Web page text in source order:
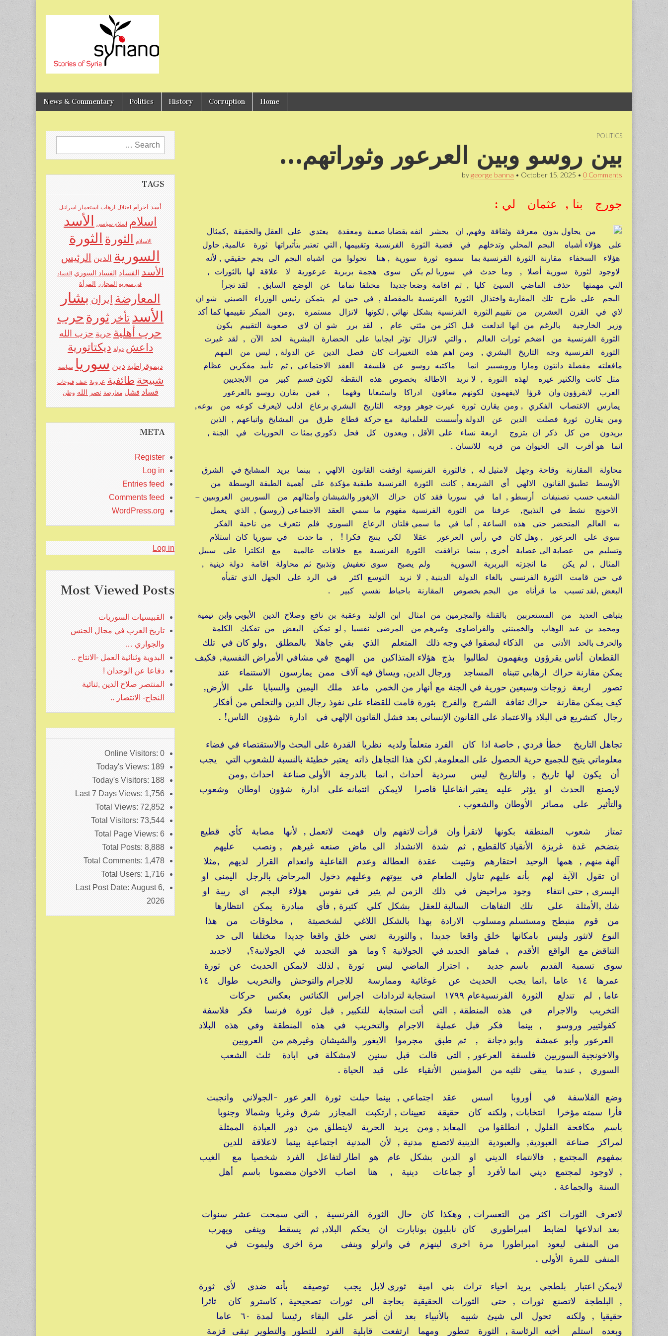
syriano
menu
Home
Corruption
History
Politics
News & Commentary
POLITICS
بين روسو وبين العرعور وثوراتهم…
bygeorge banna • October 15, 2025 • 0 Comments
جورج بنا , عثمان لي :
من يحاول بدون معرفة وثقافة وفهم, ان يحشر انفه بقضايا صعبة ومعقدة يعتدي على العقل والحقيقة ,كمثال
على هؤلاء أشباه البجم المحلي وتدخلهم في قضية الثورة الفرنسية وتقييمها , التي تعتبر بتأثيراتها ثورة عالمية, حاول
هؤلاء السخفاء مقارنة الثورة الفرنسية بما سموه ثورة سورية , هنا تحولوا من اشباه البجم الى بجم حقيقي , لأنه
لاوجود لثورة سورية أصلا , وما حدث في سوريا لم يكن سوى هجمة بربرية عرعورية لا علاقة لها بالثورات ,
التي مهمتها حذف الماضي السيئ كليا , ثم اقامة وضعا جديدا مختلفا تماما عن الوضع السابق , لقد تجرأ
البجم على طرح تلك المقاربة واختذال الثورة الفرنسية بالمقصلة , في حين لم يتمكن رئيس الوزراء الصيني شو ان
لاي في القرن العشرين من تقييم الثورة الفرنسية بشكل نهائي , لكونها لاتزال مستمرة ,ومن المبكر تقييمها كما أكد
وزير الخارجية بالرغم من انها اندلعت قبل اكثر من مئتي عام , لقد برر شو ان لاي صعوبة التقييم بكون
الثورة الفرنسية من اضخم ثورات العالم , والتي لاتزال تؤثر ايجابيا على الحضارة البشرية لحد الآن , لقد غيرت
الثورة الفرنسية وجه التاريخ البشري , ومن اهم هذه التغييرات كان فصل الدين عن الدولة , ليس من المهم
مافعلته مقصلة دانتون ومارا وروبسبير انما ماكتبه روسو عن فلسفة العقد الاجتماعي , ثم تأييد مفكرين عظام
مثل كانت والكثير غيره لهذه الثورة , لا نريد الاطالة بخصوص هذه النقطة لكون قسم كبير من الابجديين
العرب لايقرؤون وان قرؤا لايفهمون لكونهم معاقون ادراكا واستيعابا وفهما , فمن يقارن روسو بالعرعور
يمارس الاغتصاب الفكري , ومن يقارن ثورة غيرت جوهر ووجه التاريخ البشري برعاع ادلب لايعرف كوعه من بوعه,
ومن يقارن ثورة فصلت الدين عن الدولة وأسست للعلمانية مع حركة قطاع طرق من المشايخ واتباعهم , الذين
يريدون من كل ذكر ان يتزوج اربعة نساء على الأقل , ويعدون كل فحل ذكوري بمئا ت الحوريات في الجنة ,
انما هو أقرب الى الحيوان من قربه للانسان .
محاولة المقارنة وقاحة وجهل لامثيل له , فالثورة الفرنسية اوقفت القانون الالهي , بينما يريد المشايخ في الشرق
الأوسط تطبيق القانون الالهي أي الشريعة , كانت الثورة الفرنسية طبقية مؤكدة على أهمية الطبقة الوسطة من
الشعب حسب تصنيفات أرسطو , اما في سوريا فقد كان حراك الايغور والشيشان وأمثالهم من السوريين العروبيين –
الاخونج نشط في التذبيح, عرفنا من الثورة الفرنسية مفهوم ما سمي العقد الاجتماعي (روسو) , الذي يعمل
به العالم المتحضر حتى هذه الساعة , أما في ما سمي فلتان الرعاع السوري فلم نتعرف من ناحية الفكر
سوى على العرعور , وهل كان في رأس العرعور عقلا لكي ينتج فكرا ! , ما حدث في سوريا كان استلام
وتسليم من عصابة الى عصابة أخرى , بينما ترافقت الثورة الفرنسية مع خلافات عالمية مع انكلترا على سبيل
المثال , لم يكن ما انجزته البربرية السورية ولم يصبح سوى تعفيش وتذبيح ثم محاولة اقامة دولة دينية ,
في حين قامت الثورة الفرنسي بالغاء الدولة الدينية , لا نريد التوسع اكثر في الرد على الجهل الذي تقيأه
البعض ,لقد تسبب ما قرأناه من البجم بخصوص المقارنة باحباط نفسي كبير .
يتباهى العديد من المستعربين بالقتلة والمجرمين من امثال ابن الوليد وعقبة بن نافع وصلاح الدين الأيوبي وابن تيمية
ومحمد بن عبد الوهاب والخمينني والقراضاوي وغيرهم من المرضى نفسيا , لو تمكن البعض من تفكيك الكلمة
والحرف بالحد الأدنى من
الذكاء لبصقوا في وجه ذلك المتعلم الذي بقي جاهلا بالمطلق ,ولو كان في تلك
القطعان أناس يقرؤون ويفهمون لطالبوا بذج هؤلاء المتذاكين من الهمج في مشافي الأمراض النفسية, فكيف
يمكن مقارنة حراك ارهابي تتبناه المساجد ورجال الدين, ويساق فيه آلاف ممن يمارسون الاستنماء عند
تصور اربعة زوجات وسبعين حورية في الجنة مع أنهار من الخمر, ماعد ملك اليمين والسبايا على الأرض,
كيف يمكن مقارنة حراك ثقافة الشرج والفرج بثورة قامت للقضاء على نفوذ رجال الدين والتخلص من أفكار
رجال كتشريع في البلاد والاعتماد على القانون الإنساني بعد فشل القانون الإلهي في ادارة شؤون الناس! .
تجاهل التاريخ خطأ فردي , خاصة اذا كان الفرد متعلماً ولديه نظريا القدرة على البحث والاستقتصاء في فضاء
معلوماتي يتيح للجميع حرية الحصول على المعلومة, لكن هذا التجاهل ذاته يعتبر خطيئة بالنسبة للشعوب التي يجب
أن يكون لها تاريخ , والتاريخ ليس سردية أحداث , انما بالدرجة الأولى صناعة احداث ,ومن
لايصنع الحدث او يؤثر عليه يعتبر انفاعليا قاصرا لايمكن ائتمانه على ادارة شؤون اوطان وشعوب
والتأثير على مصائر الأوطان والشعوب .
تمتاز شعوب المنطقة بكونها لاتقرأ وان قرأت لاتفهم وان فهمت لاتعمل , لأنها مصابة كأي قطيع
بتضخم غدة غريزة الأنقياد كالقطيع , ثم شدة الانشداد الى ماض صنعه غيرهم , ونصب عليهم
آلهة منهم , همها الوحيد احتقارهم وتثبيت عقدة العطالة وعدم الفاعلية وانعدام القرار لديهم ,مثلا
ان تقول الآية لهم بأنه عليهم تناول الطعام في بيوتهم وعليهم دخول المرحاض بالرجل اليمنى او
اليسرى , حتى انتفاء وجود مراحيض في ذلك الزمن لم يثير في نفوس هؤلاء البجم اي ريبة او
شك ,الأمثلة على تلك التفاهات السالبة للعقل بشكل كلي كثيرة , فأي مبادرة يمكن انتظارها
من قوم منبطح ومستسلم ومسلوب الارادة بهذا بالشكل اللاغي لشخصيتة , مخلوقات من هذا
النوع لاتثور وليس بامكانها خلق واقعا جديدا , والثورية تعني خلق واقعا جديدا مختلفا الى حد
التناقض مع الواقع الأقدم , فماهو الجديد في الجولانية ؟ وما هو التجديد في الجولانية؟, لاجديد
سوى تسمية القديم باسم جديد , اجترار الماضي ليس ثورة , لذلك لايمكن الحديث عن ثورة
عاما , لم تندلع الثورة الفرنسيةعام ١٧٩٩ استجابة لتردادات اجراس الكنائس بعكس حركات
التخريب والاجرام في هذه المنطقة , التي أتت استجابة للتكبير , قبل ثورة فرنسا فكر فلاسفة
كفولتيير وروسو , بينما فكر قبل عملية الاجرام والتخريب في هذه المنطقة وفي هذه البلاد
العرعور وأبو عمشة وابو دجانة , ثم طبق مجرموا الايغور والشيشان وغيرهم من العروبين
والاخونجية السوريين فلسفة العرعور , التي قالت قبل سنين لامشكلة في ابادة ثلث الشعب
السوري , عندما يبقى ثلثيه من المؤمنين الأتقياء على قيد الحياة .
وضع الفلاسفة في أوروبا اسس عقد اجتماعي , بينما حبلت ثورة العر عور -الجولاني وانجبت
فأرا سمته مؤخرا انتخابات , ولكنه كان حقيقة تعيينات , ارتكبت المجازر شرق وغربا وشمالا وجنوبا
باسم مكافحة الفلول , انطلقوا من المعابد , ومن يريد الحرية لاينطلق من دور العبادة الممثلة
لمراكز صناعة العبودية, والعبودية الدينية لاتصنع مدنية , لأن المدنية اجتماعية بينما لاعلاقة للدين
بمفهوم المجتمع , فالانتماء الديني او الدين بشكل عام هو اطار لتفاعل الفرد شخصيا مع الغيب
, لاوجود لمجتمع ديني انما لأفرد أو جماعات دينية , هنا اصاب الاخوان مضمونا باسم أهل
السنة والجماعة .
لاتعرف الثورات اكثر من التعسرات , وهكذا كان حال الثورة الفرنسية , التي سمحت عشر سنوات
بعد اندلاعها لضابط امبراطوري كان نابليون بونابارت ان يحكم البلاد, ثم يسقط وينفى ويهرب
من المنفى ليعود امبراطورا مرة اخرى لينهزم في واترلو وينفى مرة اخرى وليموت في
المنفى للمرة الأولى .
لايمكن اعتبار بلطجي يريد احياء تراث بني امية ثوري لابل يجب توصيفه بأنه ضدي لأي ثورة
, البلطجة لاتصنع ثورات , حتى الثورات الحقيقية بحاجة الى ثورات تصحيحية , كاسترو كان ثائرا
حقيقيا , ولكنه تحول الى شيئ شبيه بالأنبياء بعد أن أصر على البقاء رئيسا لمدة ٦٠ عاما
وبعده استلم أخيه الرئاسة , الثورة تتطور ومهما ارتفعت قابلية الفرد للتطور والتطوير تبقى قزمة
Search
for:
TAGS
أسد اجرام احتلال ارهاب استعمار اسرائيل
اسلام اسلام سياسي الأسد
الاسلام الثورة الثورة
السورية
الدين
الرئيس
الأسد
الفساد الفساد السوري الفساد
في سورية
المجازر المرأة
المعارضة ايران بشار
الأسد تأخر ثورة حرب
حرب أهلية حرية حزب الله
داعش دولة ديكتاتورية
ديموقراطية دين سوريا سياسة
شبيحة طائفية عروبة عنف فتوحات
فساد فشل معارضة نصر الله وطن
META
Register
Log in
Entries feed
Comments feed
WordPress.org
Log in
Most Viewed Posts
القبيسيات السوريات
تاريخ العرب في مجال الجنس
والجواري …
البدوية وثنائية العمل -الانتاج ..
دفاعا عن الوجدان !
المنتصر صلاح الدين ,ثنائية
النجاح- الانتصار ..
Online Visitors: 0
Today's Views: 189
Today's Visitors: 188
Last 7 Days Views: 1,756
Total Views: 72,852
Total Visitors: 73,544
Total Page Views: 6
Total Posts: 8,888
Total Comments: 1,478
Total Users: 1,716
Last Post Date: August 6,
2026